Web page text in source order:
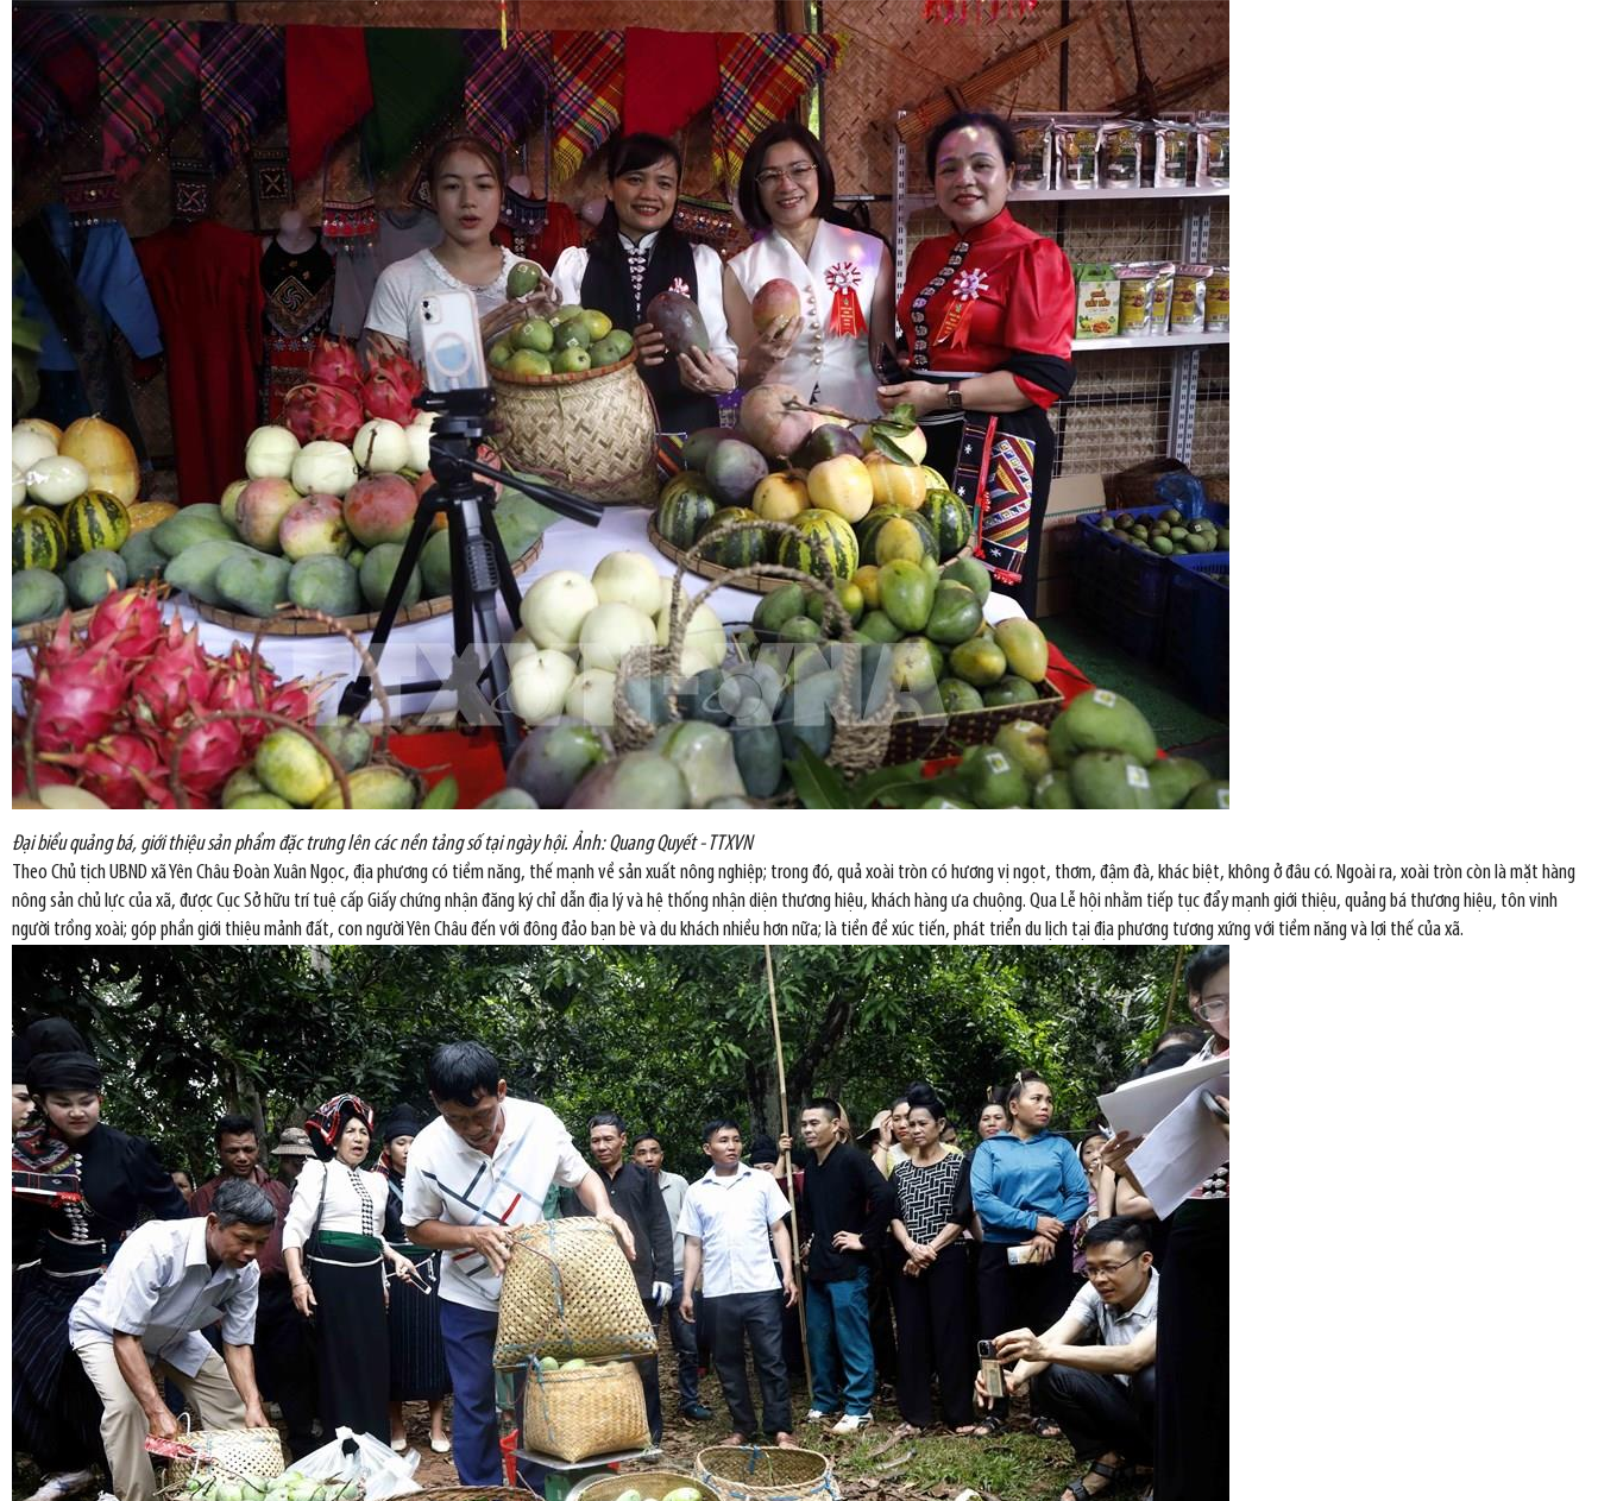
Đại biểu quảng bá, giới thiệu sản phẩm đặc trưng lên các nền tảng số tại ngày hội. Ảnh: Quang Quyết - TTXVN
Theo Chủ tịch UBND xã Yên Châu Đoàn Xuân Ngọc, địa phương có tiềm năng, thế mạnh về sản xuất nông nghiệp; trong đó, quả xoài tròn có hương vị ngọt, thơm, đậm đà, khác biệt, không ở đâu có. Ngoài ra, xoài tròn còn là mặt hàng
nông sản chủ lực của xã, được Cục Sở hữu trí tuệ cấp Giấy chứng nhận đăng ký chỉ dẫn địa lý và hệ thống nhận diện thương hiệu, khách hàng ưa chuộng. Qua Lễ hội nhằm tiếp tục đẩy mạnh giới thiệu, quảng bá thương hiệu, tôn vinh
người trồng xoài; góp phần giới thiệu mảnh đất, con người Yên Châu đến với đông đảo bạn bè và du khách nhiều hơn nữa; là tiền đề xúc tiến, phát triển du lịch tại địa phương tương xứng với tiềm năng và lợi thế của xã.